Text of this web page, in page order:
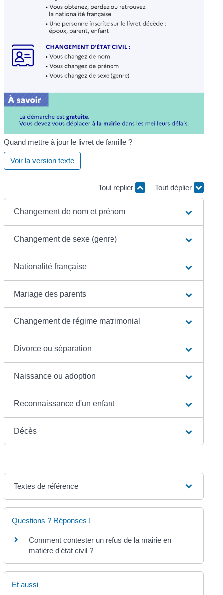
Quand mettre à jour le livret de famille ?
Voir la version texte
Tout replier Tout déplier
Changement de nom et prénom
Changement de sexe (genre)
Nationalité française
Mariage des parents
Changement de régime matrimonial
Divorce ou séparation
Naissance ou adoption
Reconnaissance d'un enfant
Décès
Textes de référence
Questions ? Réponses !
Comment contester un refus de la mairie en
matière d'état civil ?
Et aussi